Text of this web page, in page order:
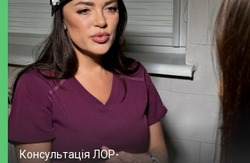
Консультація ЛОР-